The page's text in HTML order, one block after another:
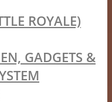
ROYALE)
GADGETS &